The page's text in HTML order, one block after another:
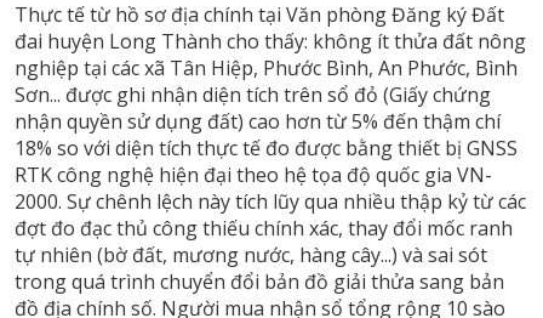
Thực tế từ hồ sơ địa chính tại Văn phòng Đăng ký Đất
đai huyện Long Thành cho thấy: không ít thửa đất nông
nghiệp tại các xã Tân Hiệp, Phước Bình, An Phước, Bình
Sơn... được ghi nhận diện tích trên sổ đỏ (Giấy chứng
nhận quyền sử dụng đất) cao hơn từ 5% đến thậm chí
18% so với diện tích thực tế đo được bằng thiết bị GNSS
RTK công nghệ hiện đại theo hệ tọa độ quốc gia VN-
2000. Sự chênh lệch này tích lũy qua nhiều thập kỷ từ các
đợt đo đạc thủ công thiếu chính xác, thay đổi mốc ranh
tự nhiên (bờ đất, mương nước, hàng cây...) và sai sót
trong quá trình chuyển đổi bản đồ giải thửa sang bản
đồ địa chính số. Người mua nhận sổ tổng rộng 10 sào